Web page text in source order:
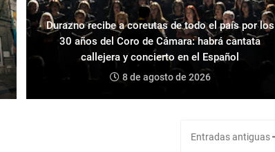
Durazno recibe a coreutas de todo el país por los
30 años del Coro de Cámara: habrá cantata
callejera y concierto en el Español
8 de agosto de 2026
Entradas antiguas